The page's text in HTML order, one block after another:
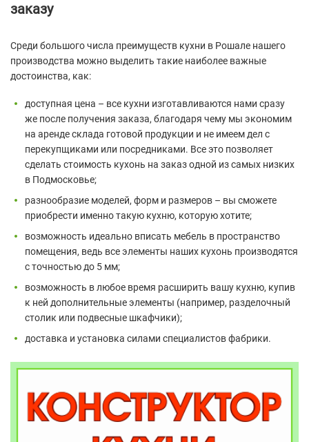
заказу
Среди большого числа преимуществ кухни в Рошале нашего
производства можно выделить такие наиболее важные
достоинства, как:
доступная цена – все кухни изготавливаются нами сразу
же после получения заказа, благодаря чему мы экономим
на аренде склада готовой продукции и не имеем дел с
перекупщиками или посредниками. Все это позволяет
сделать стоимость кухонь на заказ одной из самых низких
в Подмосковье;
разнообразие моделей, форм и размеров – вы сможете
приобрести именно такую кухню, которую хотите;
возможность идеально вписать мебель в пространство
помещения, ведь все элементы наших кухонь производятся
с точностью до 5 мм;
возможность в любое время расширить вашу кухню, купив
к ней дополнительные элементы (например, разделочный
столик или подвесные шкафчики);
доставка и установка силами специалистов фабрики.